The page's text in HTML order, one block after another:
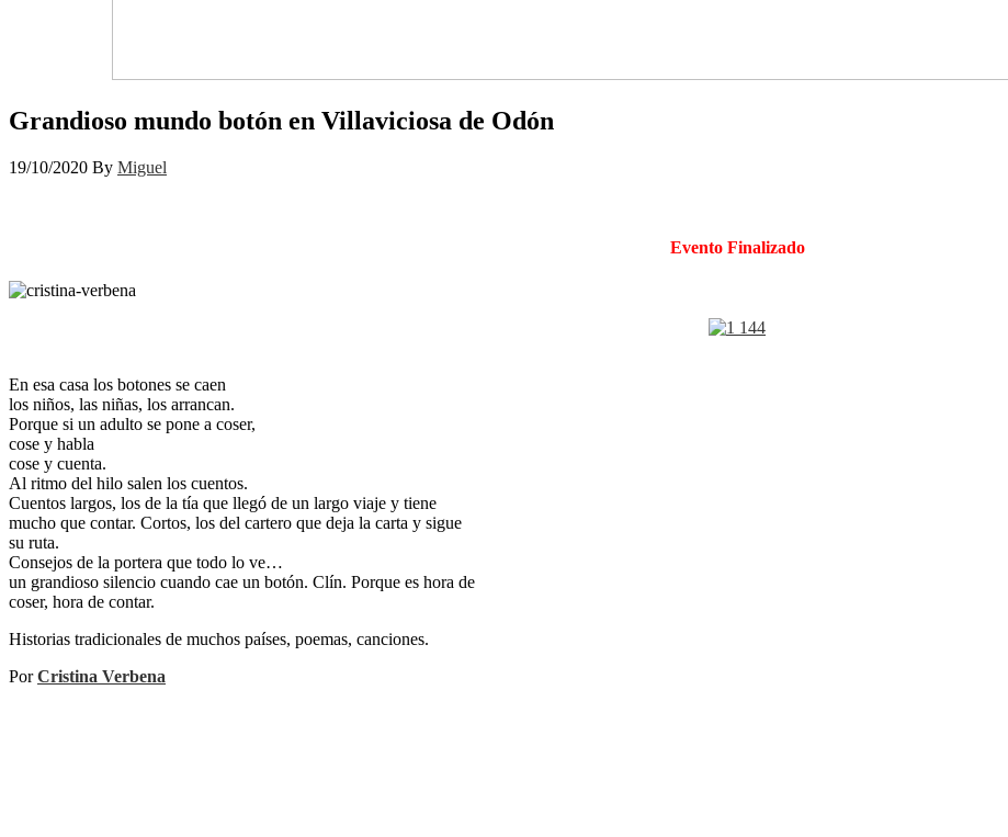
Grandioso mundo botón en Villaviciosa de Odón
19/10/2020 By Miguel
Evento Finalizado
En esa casa los botones se caen
los niños, las niñas, los arrancan.
Porque si un adulto se pone a coser,
cose y habla
cose y cuenta.
Al ritmo del hilo salen los cuentos.
Cuentos largos, los de la tía que llegó de un largo viaje y tiene
mucho que contar. Cortos, los del cartero que deja la carta y sigue
su ruta.
Consejos de la portera que todo lo ve…
un grandioso silencio cuando cae un botón. Clín. Porque es hora de
coser, hora de contar.
Historias tradicionales de muchos países, poemas, canciones.
PorCristina Verbena